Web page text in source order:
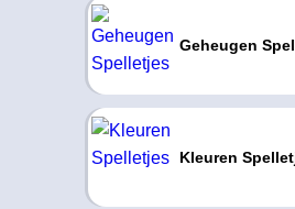
Geheugen
Kleuren